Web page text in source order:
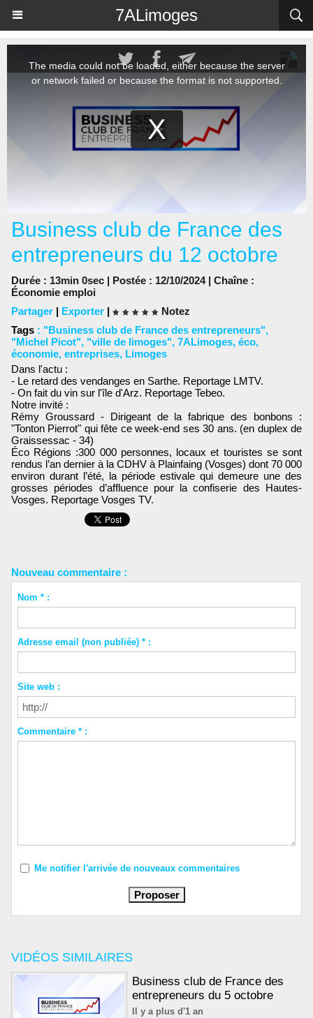
7ALimoges
VIDÉOS SIMILAIRES
Business club de France des
entrepreneurs du 5 octobre
Il y a plus d'1 an
Business club de France des
entrepreneurs du 12 octobre
Durée : 13min 0sec | Postée : 12/10/2024 | Chaîne :
Économie emploi
Partager | Exporter |
Notez
Tags : "Business club de France des entrepreneurs",
"Michel Picot", "ville de limoges", 7ALimoges, éco,
économie, entreprises, Limoges
Dans l'actu :
- Le retard des vendanges en Sarthe. Reportage LMTV.
- On fait du vin sur l'île d'Arz. Reportage Tebeo.
Notre invité :
Rémy Groussard - Dirigeant de la fabrique des bonbons :
"Tonton Pierrot" qui fête ce week-end ses 30 ans. (en duplex de
Graissessac - 34)
Éco Régions :300 000 personnes, locaux et touristes se sont
rendus l’an dernier à la CDHV à Plainfaing (Vosges) dont 70 000
environ durant l’été, la période estivale qui demeure une des
grosses périodes d’affluence pour la confiserie des Hautes-
Vosges. Reportage Vosges TV.
Nouveau commentaire :
Nom * :
Adresse email (non publiée) * :
Site web :
Commentaire * :
Me notifier l'arrivée de nouveaux commentaires